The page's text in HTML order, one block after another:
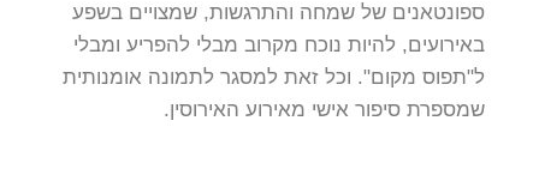
ספונטאנים של שמחה והתרגשות, שמצויים בשפע
באירועים, להיות נוכח מקרוב מבלי להפריע ומבלי
ל"תפוס מקום". וכל זאת למסגר לתמונה אומנותית
שמספרת סיפור אישי מאירוע האירוסין.